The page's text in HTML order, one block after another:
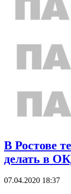
В Ростове
делать в
07.04.2020 18:37